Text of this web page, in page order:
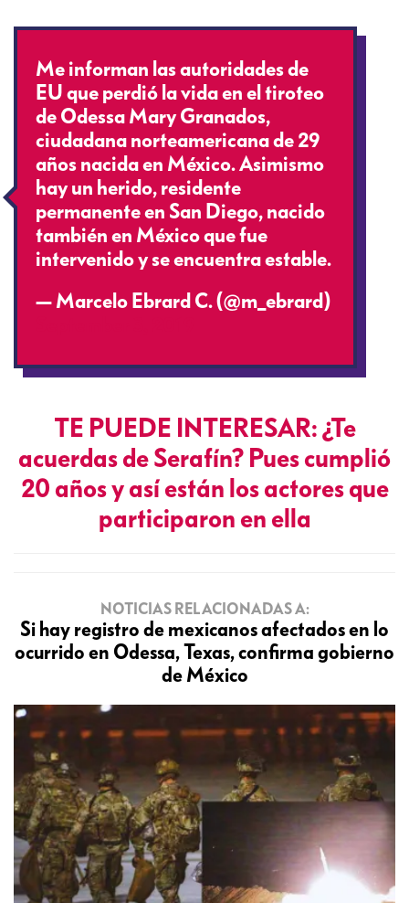
Me informan las autoridades de
EU que perdió la vida en el tiroteo
de Odessa Mary Granados,
ciudadana norteamericana de 29
años nacida en México. Asimismo
hay un herido, residente
permanente en San Diego, nacido
también en México que fue
intervenido y se encuentra estable.
— Marcelo Ebrard C. (@m_ebrard)
TE PUEDE INTERESAR: ¿Te
acuerdas de Serafín? Pues cumplió
20 años y así están los actores que
participaron en ella
NOTICIAS RELACIONADAS A:
Si hay registro de mexicanos afectados en lo
ocurrido en Odessa, Texas, confirma gobierno
de México